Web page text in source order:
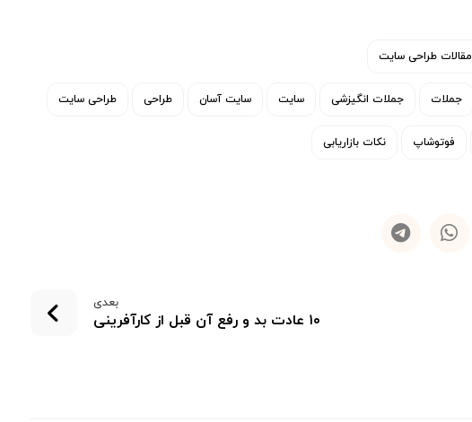
مقالات طراحی سایت
جملات جملات انگیزشی سایت سایت آسان طراحی طراحی سایت
فوتوشاپ نکات بازاریابی
بعدی
۱۰ عادت بد و رفع آن قبل از کارآفرینی